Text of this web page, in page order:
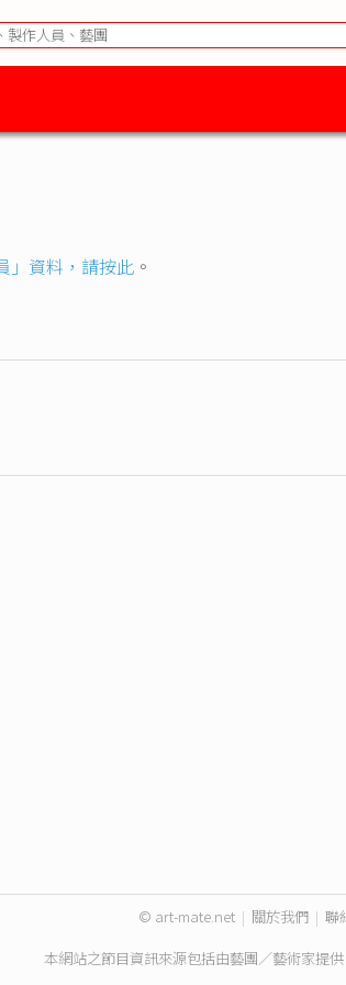
」資料，請按此 。
© art-mate.net | 關於我們 | 聯
本網站之節目資訊來源包括由藝團／藝術家提